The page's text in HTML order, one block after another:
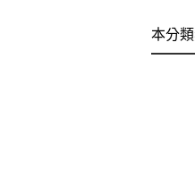
本分